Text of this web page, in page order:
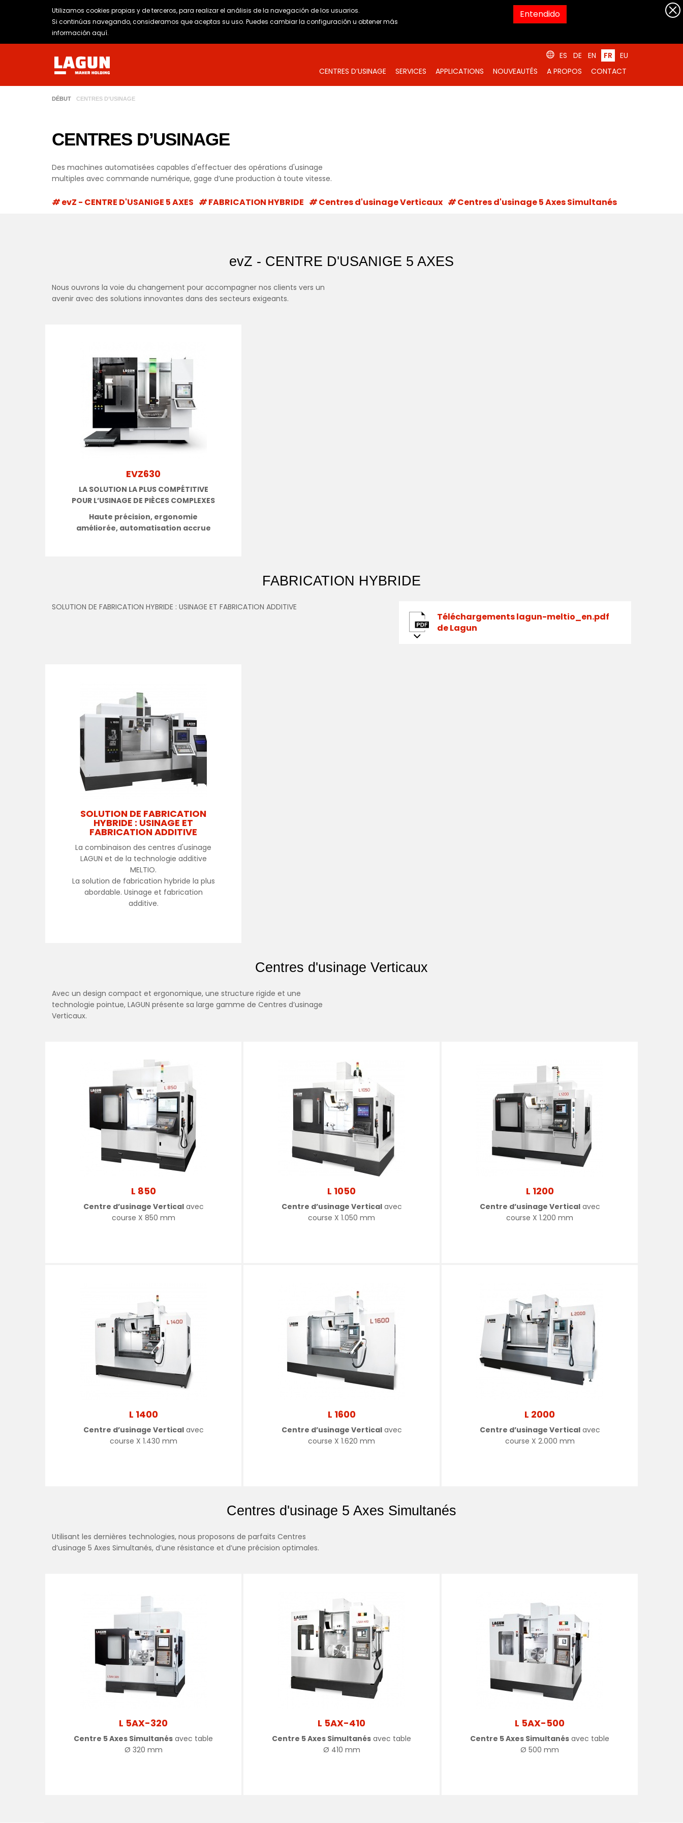
Utilizamos cookies propias y de terceros, para realizar el análisis de la navegación de los usuarios.
Si continúas navegando, consideramos que aceptas su uso. Puedes cambiar la configuración u obtenermás
información aquí.
Entendido
ES DE EN FR
EU
CENTRES D’USINAGE
SERVICES APPLICATIONS NOUVEAUTÉS A PROPOS CONTACT
DÉBUT CENTRES D’USINAGE
CENTRES D’USINAGE
Des machines automatisées capables d'effectuer des opérations d'usinage
multiples avec commande numérique, gage d’une production à toute vitesse.
evZ - CENTRE D'USANIGE 5 AXES FABRICATION HYBRIDE Centres d'usinage Verticaux Centres d'usinage 5 Axes Simultanés
evZ - CENTRE D'USANIGE 5 AXES
Nous ouvrons la voie du changement pour accompagner nos clients vers un
avenir avec des solutions innovantes dans des secteurs exigeants.
EVZ630
LA SOLUTION LA PLUS COMPÉTITIVE
POUR L’USINAGE DE PIÈCES COMPLEXES
Haute précision, ergonomie
améliorée, automatisation accrue
FABRICATION HYBRIDE
SOLUTION DE FABRICATION HYBRIDE : USINAGE ET FABRICATION ADDITIVE
Téléchargements lagun-meltio_en.pdf
de Lagun
SOLUTION DE FABRICATION
HYBRIDE : USINAGE ET
FABRICATION ADDITIVE
La combinaison des centres d'usinage
LAGUN et de la technologie additive
MELTIO.
La solution de fabrication hybride la plus
abordable. Usinage et fabrication
additive.
Centres d'usinage Verticaux
Avec un design compact et ergonomique, une structure rigide et une
technologie pointue, LAGUN présente sa large gamme de Centres d’usinage
Verticaux.
L 850
Centre d’usinage Verticalavec
course X 850 mm
L 1050
Centre d’usinage Verticalavec
course X 1.050 mm
L 1200
Centre d’usinage Verticalavec
course X 1.200 mm
L 1400
Centre d’usinage Verticalavec
course X 1.430 mm
L 1600
Centre d’usinage Verticalavec
course X 1.620 mm
L 2000
Centre d’usinage Verticalavec
course X 2.000 mm
Centres d'usinage 5 Axes Simultanés
Utilisant les dernières technologies, nous proposons de parfaits Centres
d’usinage 5 Axes Simultanés, d’une résistance et d’une précision optimales.
L 5AX-320
Centre 5 Axes Simultanés avec table
Ø 320 mm
L 5AX-410
Centre 5 Axes Simultanés avec table
Ø 410 mm
L 5AX-500
Centre 5 Axes Simultanés avec table
Ø 500 mm